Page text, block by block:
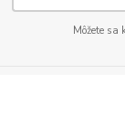
Môžete